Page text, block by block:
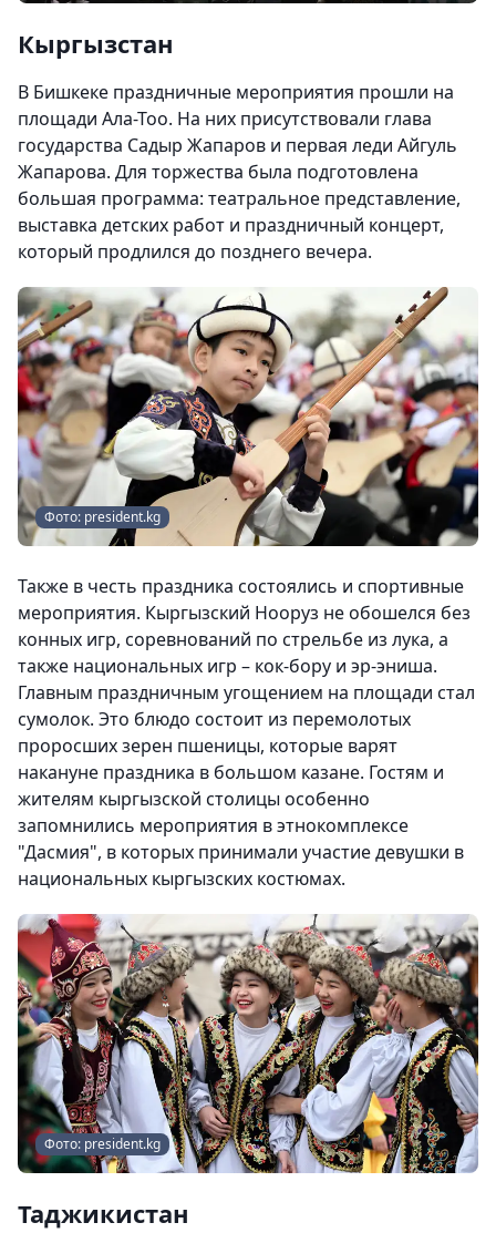
Кыргызстан
В Бишкеке праздничные мероприятия прошли на
площади Ала-Тоо. На них присутствовали глава
государства Садыр Жапаров и первая леди Айгуль
Жапарова. Для торжества была подготовлена
большая программа: театральное представление,
выставка детских работ и праздничный концерт,
который продлился до позднего вечера.
Фото: president.kg
Также в честь праздника состоялись и спортивные
мероприятия. Кыргызский Нооруз не обошелся без
конных игр, соревнований по стрельбе из лука, а
также национальных игр – кок-бору и эр-эниша.
Главным праздничным угощением на площади стал
сумолок. Это блюдо состоит из перемолотых
проросших зерен пшеницы, которые варят
накануне праздника в большом казане. Гостям и
жителям кыргызской столицы особенно
запомнились мероприятия в этнокомплексе
"Дасмия", в которых принимали участие девушки в
национальных кыргызских костюмах.
Фото: president.kg
Таджикистан